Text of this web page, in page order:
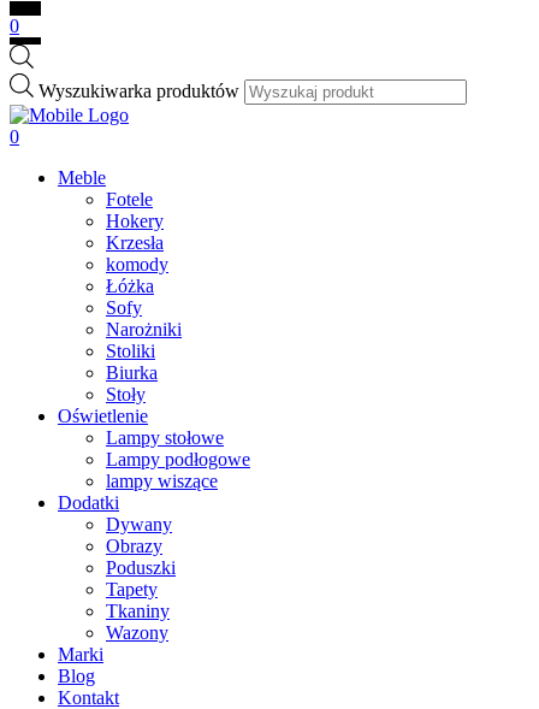
0
Wyszukiwarka produktów
0
Meble
Fotele
Hokery
Krzesła
komody
Łóżka
Sofy
Narożniki
Stoliki
Biurka
Stoły
Oświetlenie
Lampy stołowe
Lampy podłogowe
lampy wiszące
Dodatki
Dywany
Obrazy
Poduszki
Tapety
Tkaniny
Wazony
Marki
Blog
Kontakt